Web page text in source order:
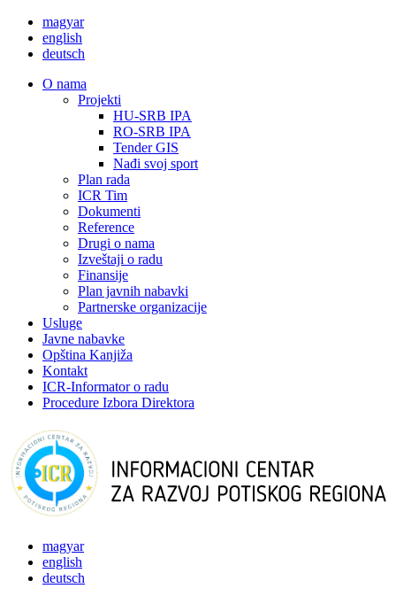
magyar
english
deutsch
О nama
Projekti
HU-SRB IPA
RO-SRB IPA
Tender GIS
Nađi svoj sport
Plan rada
ICR Tim
Dokumenti
Reference
Drugi o nama
Izveštaji o radu
Finansije
Plan javnih nabavki
Partnerske organizacije
Usluge
Javne nabavke
Opština Kanjiža
Kontakt
ICR-Informator o radu
Procedure Izbora Direktora
magyar
english
deutsch